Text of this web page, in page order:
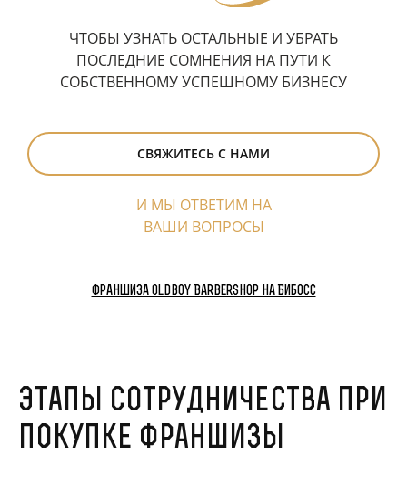
ЧТОБЫ УЗНАТЬ ОСТАЛЬНЫЕ И УБРАТЬ
ПОСЛЕДНИЕ СОМНЕНИЯ НА ПУТИ К
СОБСТВЕННОМУ УСПЕШНОМУ БИЗНЕСУ
СВЯЖИТЕСЬ С НАМИ
И МЫ ОТВЕТИМ НА
ВАШИ ВОПРОСЫ
Франшиза Oldboy Barbershop на Бибосс
Этапы сотрудничества при
покупке франшизы